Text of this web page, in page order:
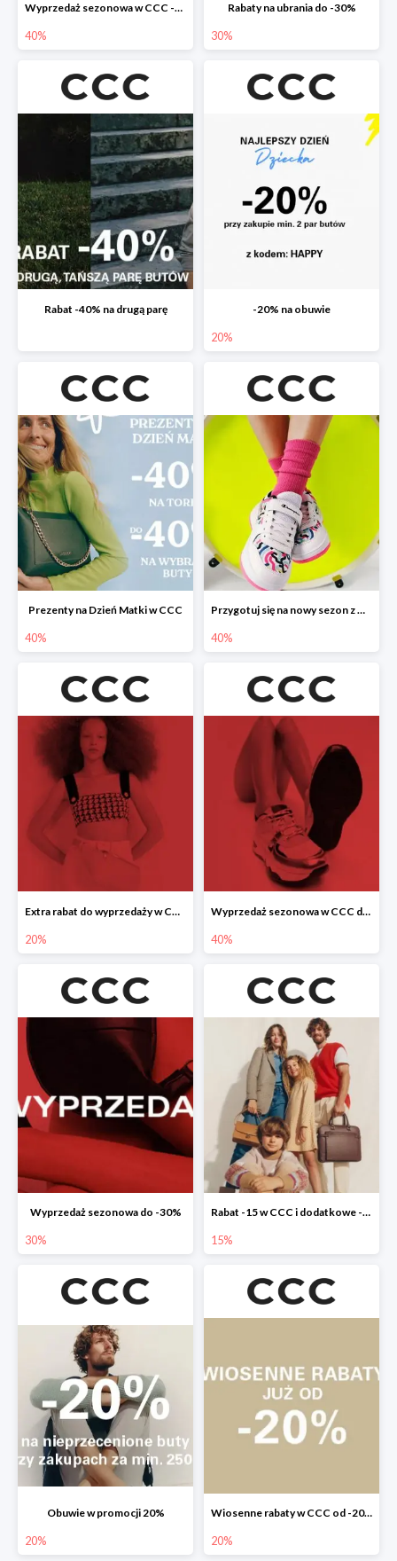
Wyprzedaż sezonowa w CCC -40%
40%
Rabaty na ubrania do -30%
30%
Rabat -40% na drugą parę -20% na obuwie
20%
Prezenty na Dzień Matki w CCC
40%
Przygotuj się na nowy sezon z CCC - druga para -40%
40%
Extra rabat do wyprzedaży w CCC -20%
20%
Wyprzedaż sezonowa w CCC do -40%
40%
Wyprzedaż sezonowa do -30%
30%
Rabat -15 w CCC i dodatkowe -20% dla klubowiczów
15%
Obuwie w promocji 20%
20%
Wiosenne rabaty w CCC od -20%
20%